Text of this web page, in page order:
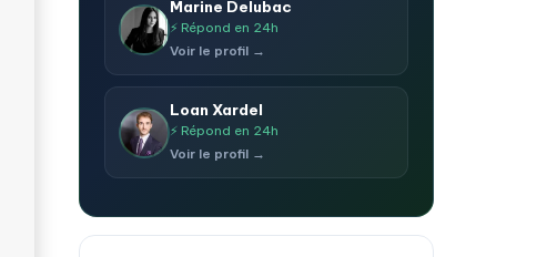
Marine Delubac
⚡ Répond en 24h
Voir le profil →
Loan Xardel
⚡ Répond en 24h
Voir le profil →